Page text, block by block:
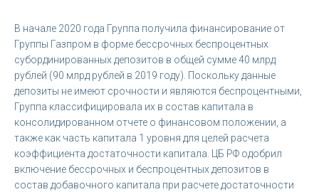
В начале 2020 года Группа получила финансирование от
Группы Газпром в форме бессрочных беспроцентных
субординированных депозитов в общей сумме 40 млрд
рублей (90 млрд рублей в 2019 году). Поскольку данные
депозиты не имеют срочности и являются беспроцентными,
Группа классифицировала их в состав капитала в
консолидированном отчете о финансовом положении, а
также как часть капитала 1 уровня для целей расчета
коэффициента достаточности капитала. ЦБ РФ одобрил
включение бессрочных и беспроцентных депозитов в
состав добавочного капитала при расчете достаточности